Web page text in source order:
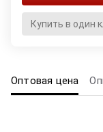
Купить в один
Оптовая цена